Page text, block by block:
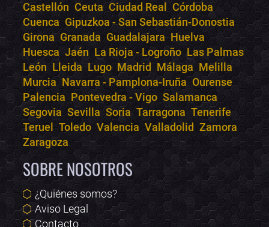
Castellón Ceuta Ciudad Real
Córdoba
Cuenca Gipuzkoa - San Sebastián-Donostia
Girona Granada Guadalajara Huelva
Huesca Jaén La Rioja - Logroño Las Palmas
León Lleida Lugo Madrid Málaga Melilla
Murcia Navarra - Pamplona-Iruña Ourense
Palencia Pontevedra - Vigo Salamanca
Segovia Sevilla Soria Tarragona Tenerife
Teruel
Toledo Valencia Valladolid Zamora
Zaragoza
SOBRE NOSOTROS
¿Quiénes somos?
Aviso Legal
Contacto